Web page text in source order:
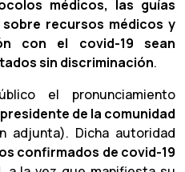
médicos, las guías
recursos médicos y
con el covid-19 sean
sin discriminación.
el pronunciamiento
de la comunidad
adjunta). Dicha autoridad
confirmados de covid-19